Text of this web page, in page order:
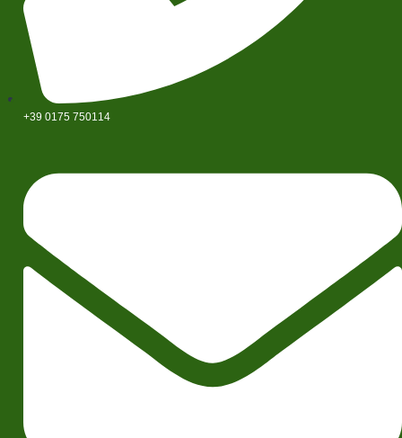
+39 0175 750114